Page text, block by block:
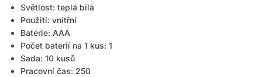
Světlost: teplá bílá
Použití: vnitřní
Batérie: AAA
Počet baterií na 1 kus: 1
Sada: 10 kusů
Pracovní čas: 250